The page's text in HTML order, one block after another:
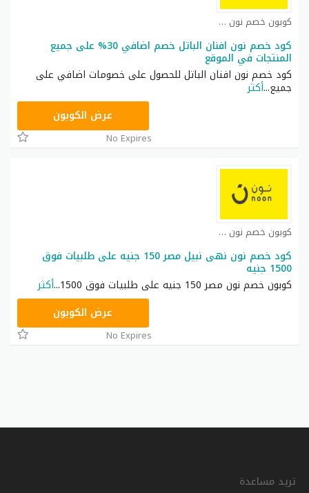
كوبون خصم نون مصر كوبون
كود خصم نون افنان الباتل خصم اضافي 30% على جميع
المنتجات في الموقع
كود خصم نون افنان الباتل للحصول على خصومات اضافي على
جميع...أكثر
RRF24عرض الكوبون
No Expires
كوبون خصم نون مصر كوبون
كود خصم نون نهى نبيل مصر 150 جنيه على طلبيات فوق
1500 جنيه
كوبون خصم نون مصر 150 جنيه على طلبيات فوق 1500
...أكثر
RRF24عرض الكوبون
No Expires
تريد مساعدة